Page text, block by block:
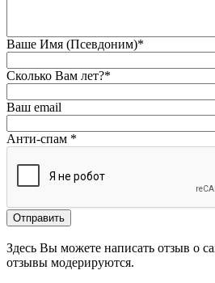
Ваше Имя (Псевдоним)*
Сколько Вам лет?*
Ваш email
Анти-спам *
Здесь Вы можете написать отзыв о
отзывы модерируются.